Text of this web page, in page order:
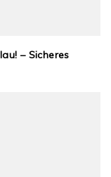
– Sicheres